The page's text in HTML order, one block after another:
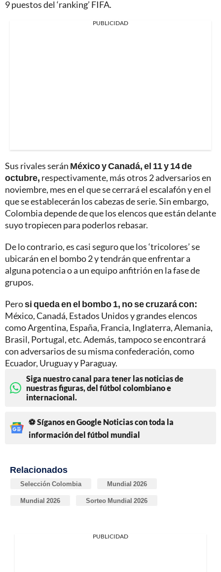
9 puestos del ‘ranking’ FIFA.
PUBLICIDAD
Sus rivales serán México y Canadá, el 11 y 14 de
octubre, respectivamente, más otros 2 adversarios en
noviembre, mes en el que se cerrará el escalafón y en el
que se establecerán los cabezas de serie. Sin embargo,
Colombia depende de que los elencos que están delante
suyo tropiecen para poderlos rebasar.
De lo contrario, es casi seguro que los ‘tricolores’ se
ubicarán en el bombo 2 y tendrán que enfrentar a
alguna potencia o a un equipo anfitrión en la fase de
grupos.
Perosi queda en el bombo 1, no se cruzará con:
México, Canadá, Estados Unidos y grandes elencos
como Argentina, España, Francia, Inglaterra, Alemania,
Brasil, Portugal, etc. Además, tampoco se encontrará
con adversarios de su misma confederación, como
Ecuador, Uruguay y Paraguay.
Siga nuestro canal para tener las noticias de
nuestras figuras, del fútbol colombiano e
internacional.
⚽ Síganos en Google Noticias con toda la
información del fútbol mundial
Relacionados
Selección Colombia Mundial 2026
Mundial 2026 Sorteo Mundial 2026
PUBLICIDAD